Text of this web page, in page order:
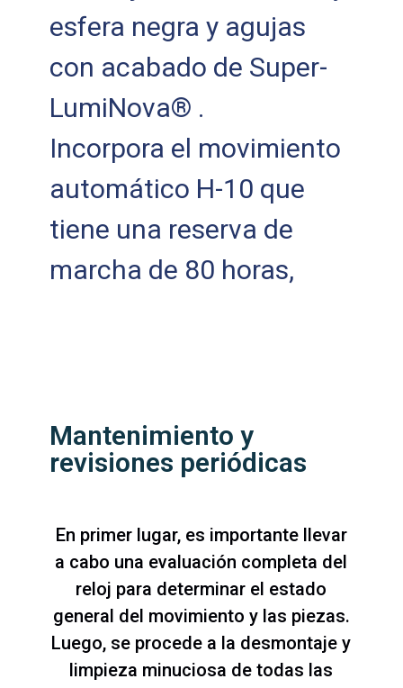
esfera negra y agujas
con acabado de Super-
LumiNova® .
Incorpora el movimiento
automático H-10 que
tiene una reserva de
marcha de 80 horas,
Mantenimiento y
revisiones periódicas
En primer lugar, es importante llevar
a cabo una evaluación completa del
reloj para determinar el estado
general del movimiento y las piezas.
Luego, se procede a la desmontaje y
limpieza minuciosa de todas las